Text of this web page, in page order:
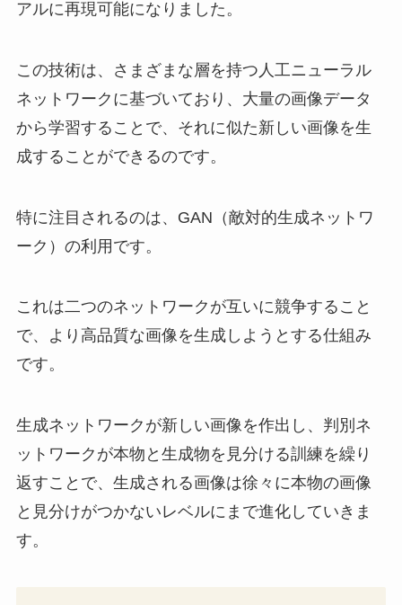
アルに再現可能になりました。
この技術は、さまざまな層を持つ人工ニューラル
ネットワークに基づいており、大量の画像データ
から学習することで、それに似た新しい画像を生
成することができるのです。
特に注目されるのは、GAN（敵対的生成ネットワ
ーク）の利用です。
これは二つのネットワークが互いに競争すること
で、より高品質な画像を生成しようとする仕組み
です。
生成ネットワークが新しい画像を作出し、判別ネ
ットワークが本物と生成物を見分ける訓練を繰り
返すことで、生成される画像は徐々に本物の画像
と見分けがつかないレベルにまで進化していきま
す。